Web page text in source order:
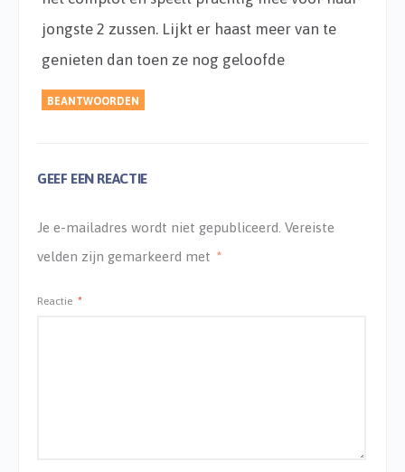
jongste 2 zussen. Lijkt er haast meer van te
genieten dan toen ze nog geloofde
BEANTWOORDEN
GEEF EEN REACTIE
Je e-mailadres wordt niet gepubliceerd. Vereiste
velden zijn gemarkeerd met *
Reactie *